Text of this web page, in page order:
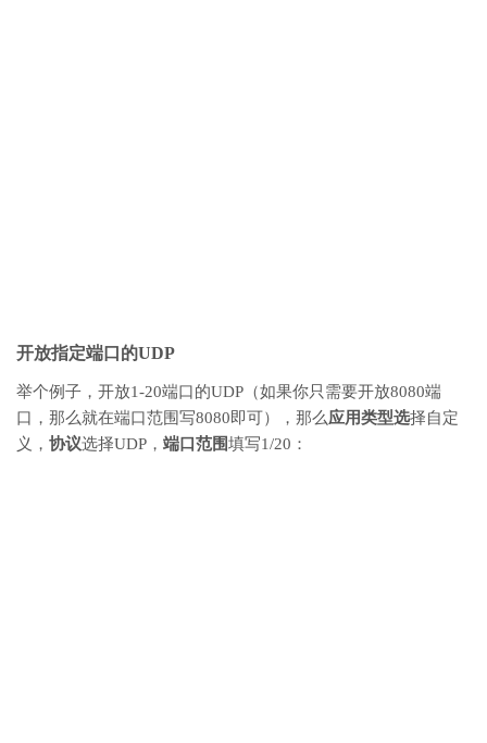
开放指定端口的UDP
举个例子，开放1-20端口的UDP（如果你只需要开放8080端
口，那么就在端口范围写8080即可），那么应用类型选择自定
义， 协议选择UDP， 端口范围填写1/20：